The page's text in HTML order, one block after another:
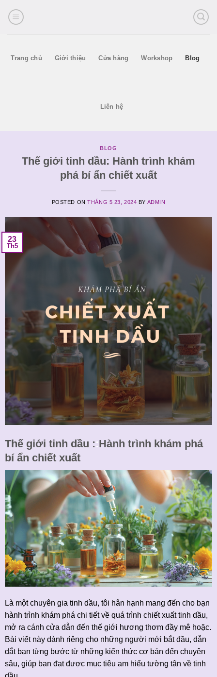
Trang chủ Giới thiệu Cửa hàng Workshop Blog
Liên hệ
BLOG
Thế giới tinh dầu: Hành trình khám
phá bí ẩn chiết xuất
POSTED ONTHÁNG 5 23, 2024 BY ADMIN
23
Th5
Thế giới tinh dầu ::Hành trình khám phá
bí ẩn chiết xuất
Là một chuyên gia tinh dầu, tôi hân hạnh mang đến cho bạn
hành trình khám phá chi tiết về quá trình chiết xuất tinh dầu,
mở ra cánh cửa dẫn đến thế giới hương thơm đầy mê hoặc.
Bài viết này dành riêng cho những người mới bắt đầu, dẫn
dắt bạn từng bước từ những kiến thức cơ bản đến chuyên
sâu, giúp bạn đạt được mục tiêu am hiểu tường tận về tinh